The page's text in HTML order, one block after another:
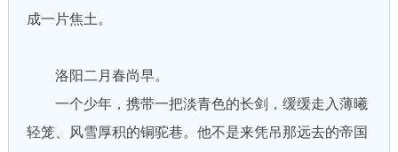
成一片焦土。
洛阳二月春尚早。
一个少年，携带一把淡青色的长剑，缓缓走入薄曦
轻笼、风雪厚积的铜驼巷。他不是来凭吊那远去的帝国